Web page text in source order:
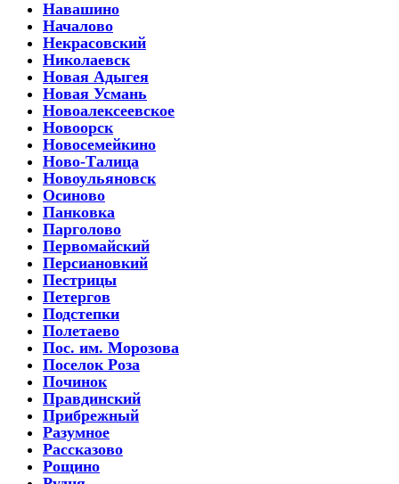
Навашино
Началово
Некрасовский
Николаевск
Новая Адыгея
Новая Усмань
Новоалексеевское
Новоорск
Новосемейкино
Ново-Талица
Новоульяновск
Осиново
Панковка
Парголово
Первомайский
Персиановкий
Пестрицы
Петергов
Подстепки
Полетаево
Пос. им. Морозова
Поселок Роза
Починок
Правдинский
Прибрежный
Разумное
Рассказово
Рощино